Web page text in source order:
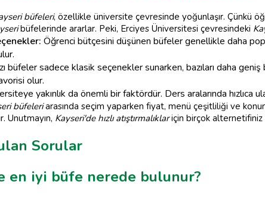
büfeleri, özellikle üniversite çevresinde yoğunlaşır. Çünkü
büfelerinde ararlar. Peki, Erciyes Üniversitesi çevresindeki
Öğrenci bütçesini düşünen büfeler genellikle daha
büfeler sadece klasik seçenekler sunarken, bazıları daha
olur.
yakınlık da önemli bir faktördür. Ders aralarında hızlıca
büfeleriarasında seçim yaparken fiyat, menü çeşitliliği ve
Unutmayın, Kayseri'de hızlı atıştırmalıklariçin birçok alternetifiniz
Sorular
en iyi büfe nerede bulunur?